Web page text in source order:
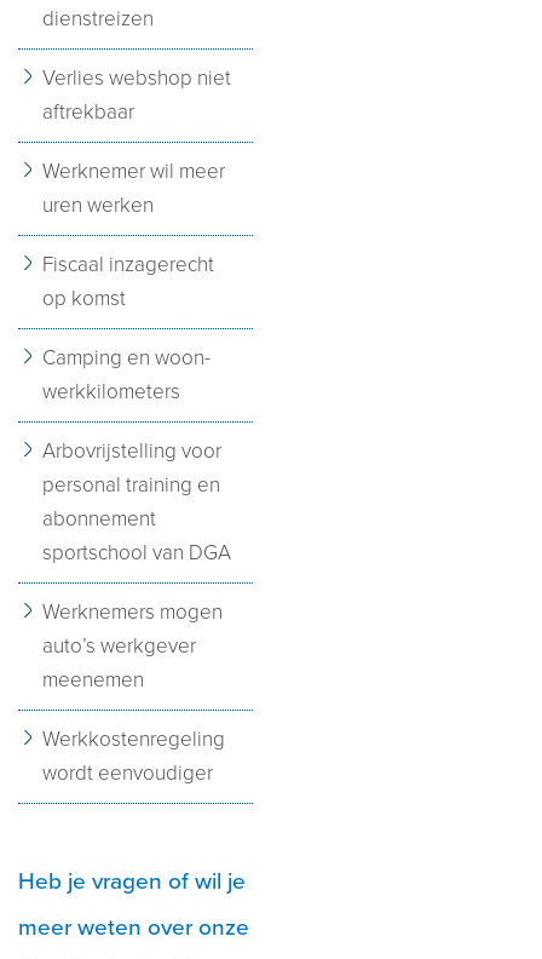
dienstreizen
Verlies webshop niet
aftrekbaar
Werknemer wil meer
uren werken
Fiscaal inzagerecht
op komst
Camping en woon-
werkkilometers
Arbovrijstelling voor
personal training en
abonnement
sportschool van DGA
Werknemers mogen
auto’s werkgever
meenemen
Werkkostenregeling
wordt eenvoudiger
Heb je vragen of wil je
meer weten over onze